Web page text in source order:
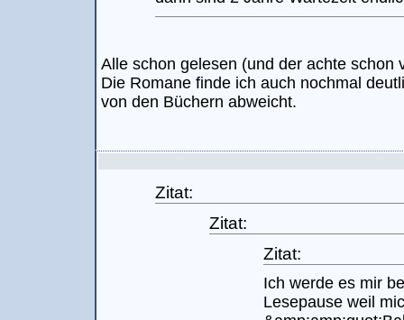
Alle schon gelesen (und der achte schon
Die Romane finde ich auch nochmal
von den Büchern abweicht.
Zitat:
Zitat:
Zitat:
Ich werde es mir
Lesepause weil